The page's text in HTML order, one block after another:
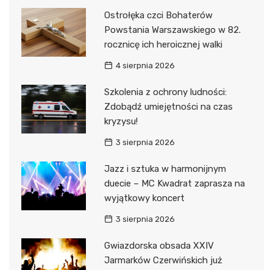
Ostrołęka czci Bohaterów
Powstania Warszawskiego w 82.
rocznicę ich heroicznej walki
4 sierpnia 2026
Szkolenia z ochrony ludności:
Zdobądź umiejętności na czas
kryzysu!
3 sierpnia 2026
Jazz i sztuka w harmonijnym
duecie – MC Kwadrat zaprasza na
wyjątkowy koncert
3 sierpnia 2026
Gwiazdorska obsada XXIV
Jarmarków Czerwińskich już